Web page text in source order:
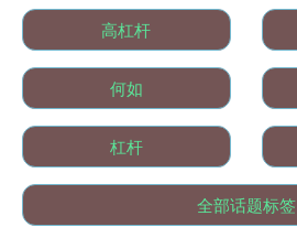
国债指数 229.69
高杠杆
何如
杠杆
全部话题标签